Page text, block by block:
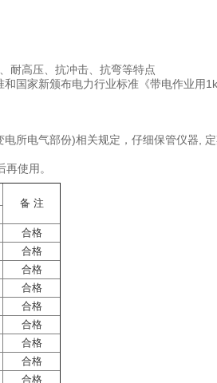
耐高压、抗冲击、抗弯等特点
国家新颁布电力行业标准《带电作业用
所电气部份)相关规定，仔细保管仪器, 定
使用。
备 注
合格
合格
合格
合格
合格
合格
合格
合格
合格